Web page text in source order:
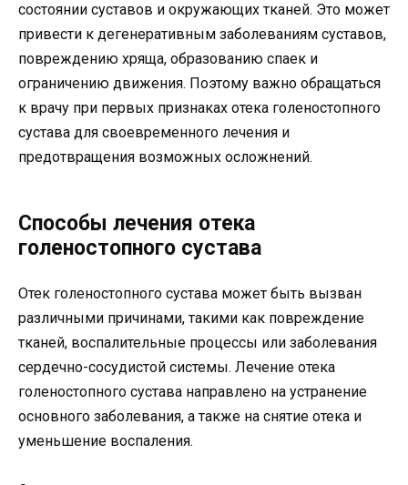
состоянии суставов и окружающих тканей. Это может
привести к дегенеративным заболеваниям суставов,
повреждению хряща, образованию спаек и
ограничению движения. Поэтому важно обращаться
к врачу при первых признаках отека голеностопного
сустава для своевременного лечения и
предотвращения возможных осложнений.
Способы лечения отека
голеностопного сустава
Отек голеностопного сустава может быть вызван
различными причинами, такими как повреждение
тканей, воспалительные процессы или заболевания
сердечно-сосудистой системы. Лечение отека
голеностопного сустава направлено на устранение
основного заболевания, а также на снятие отека и
уменьшение воспаления.